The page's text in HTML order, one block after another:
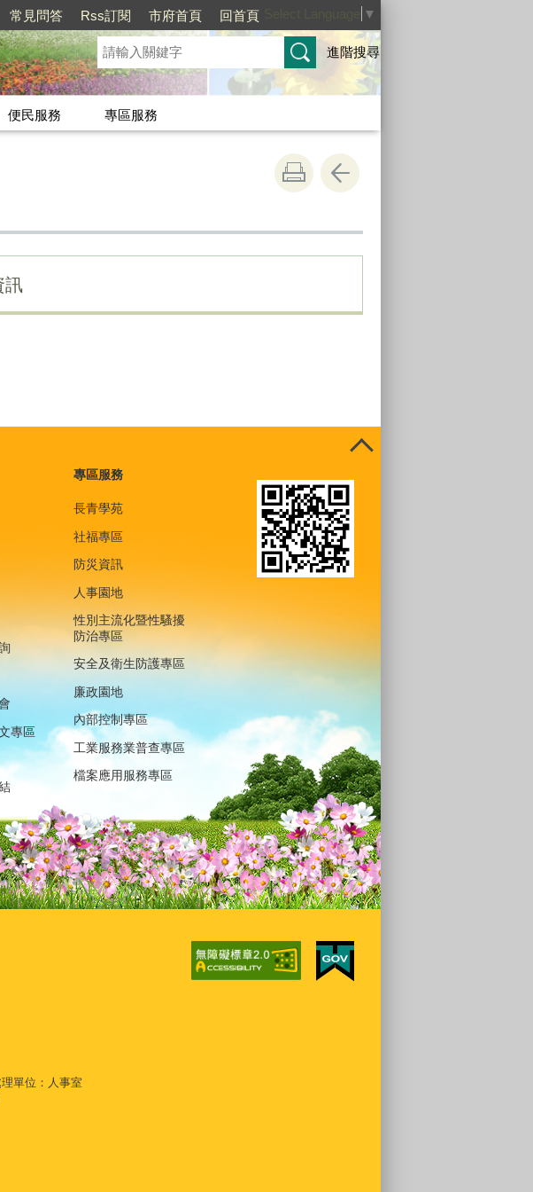
常見問答 Rss訂閱 市府首頁 回首頁 ▼
進階搜尋
便民服務
專區服務
訊
專區
專區服務
長青學苑
社福專區
防災資訊
人事園地
性別主流化暨性騷擾
防治專區
安全及衛生防護專區
廉政園地
內部控制專區
工業服務業普查專區
檔案應用服務專區
單位：人事室